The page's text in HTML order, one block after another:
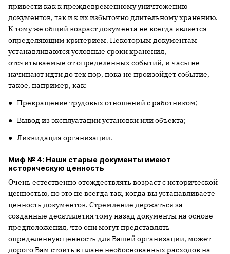
привести как к преждевременному уничтожению
документов, так и к их избыточно длительному хранению.
К тому же общий возраст документа не всегда является
определяющим критерием. Некоторым документам
устанавливаются условные сроки хранения,
отсчитываемые от определенных событий, и часы не
начинают идти до тех пор, пока не произойдёт событие,
такое, например, как:
● Прекращение трудовых отношений с работником;
● Вывод из эксплуатации установки или объекта;
● Ликвидация организации.
Миф № 4: Наши старые документы имеют
историческую ценность
Очень естественно отождествлять возраст с исторической
ценностью, но это не всегда так, когда вы устанавливаете
ценность документов. Стремление держаться за
созданные десятилетия тому назад документы на основе
предположения, что они могут представлять
определенную ценность для Вашей организации, может
дорого Вам стоить в плане необоснованных расходов на